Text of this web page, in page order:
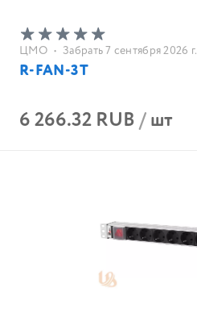
ЦМО • Забрать 7 сентября 2026 г.
R-FAN-3T
6 266.32 RUB/шт